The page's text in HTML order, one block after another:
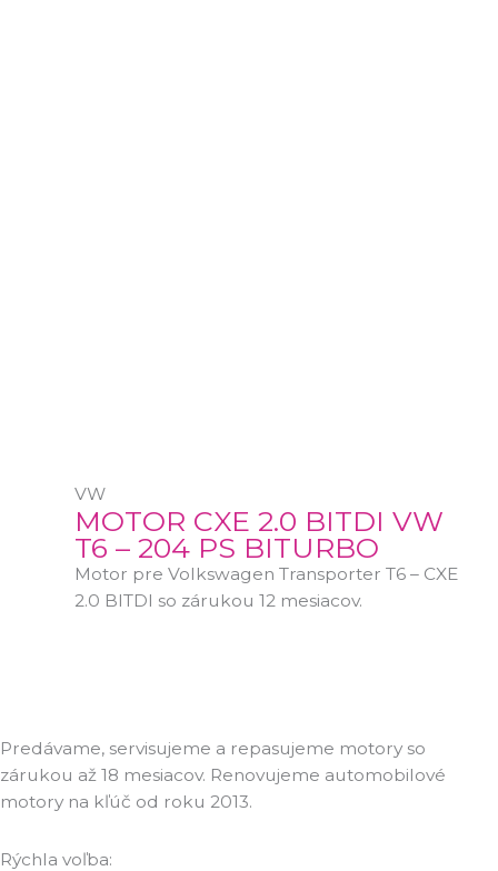
VW
MOTOR CXE 2.0 BITDI VW
T6 – 204 PS BITURBO
Motor pre Volkswagen Transporter T6 – CXE
2.0 BITDI so zárukou 12 mesiacov.
Predávame, servisujeme a repasujeme motory so
zárukou až 18 mesiacov. Renovujeme automobilové
motory na kľúč od roku 2013.
Rýchla voľba: